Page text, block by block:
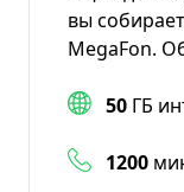
вы
MegaFon.
50 ГБ
1200